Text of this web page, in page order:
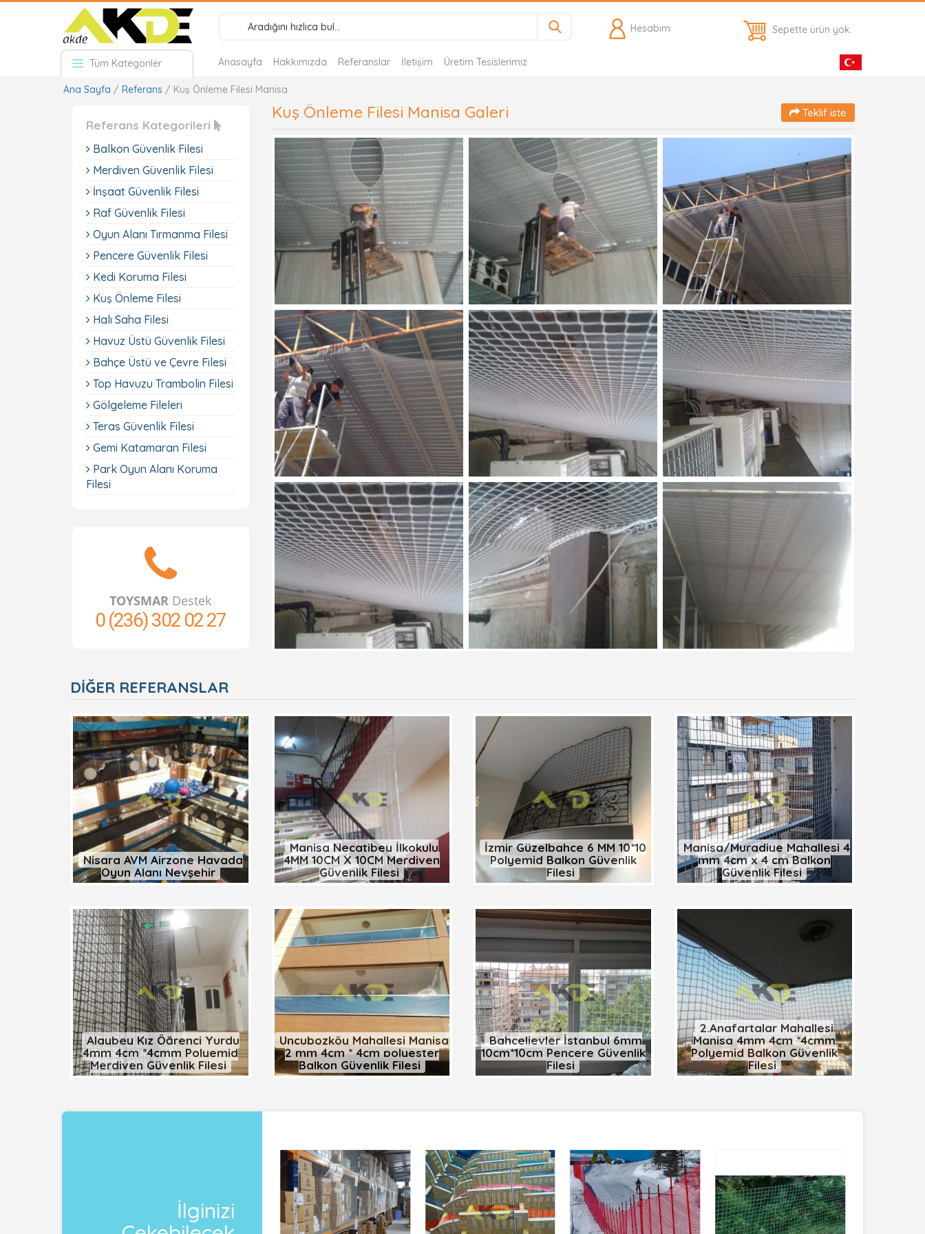
Tüm Kategoriler Anasayfa Hakkımızda Referanslar İletişim Üretim Tesislerimiz
Hesabım Sepette ürün yok.
Ana Sayfa / Referans / Kuş Önleme Filesi Manisa
Referans Kategorileri
Balkon Güvenlik Filesi
Merdiven Güvenlik Filesi
İnşaat Güvenlik Filesi
Raf Güvenlik Filesi
Oyun Alanı Tırmanma Filesi
Pencere Güvenlik Filesi
Kedi Koruma Filesi
Kuş Önleme Filesi
Halı Saha Filesi
Havuz Üstü Güvenlik Filesi
Bahçe Üstü ve Çevre Filesi
Top Havuzu Trambolin Filesi
Gölgeleme Fileleri
Teras Güvenlik Filesi
Gemi Katamaran Filesi
Park Oyun Alanı Koruma
Filesi
TOYSMAR Destek
0 (236) 302 02 27
Kuş Önleme Filesi Manisa Galeri Teklif iste
DIĞER REFERANSLAR
Nisara AVM Airzone Havada
Oyun Alanı Nevşehir
Manisa Necatibey İlkokulu
4MM 10CM X 10CM Merdiven
Güvenlik Filesi
İzmir Güzelbahçe 6 MM 10*10
Polyemid Balkon Güvenlik
Filesi
Manisa/Muradiye Mahallesi 4
mm 4cm x 4 cm Balkon
Güvenlik Filesi
Alaybey Kız Öğrenci Yurdu
4mm 4cm *4cmm Polyemid
Merdiven Güvenlik Filesi
Uncubozköy Mahallesi Manisa
2 mm 4cm * 4cm polyester
Balkon Güvenlik Filesi
Bahçelievler İstanbul 6mm
10cm*10cm Pencere Güvenlik
Filesi
2.Anafartalar Mahallesi
Manisa 4mm 4cm *4cmm
Polyemid Balkon Güvenlik
Filesi
İlginizi